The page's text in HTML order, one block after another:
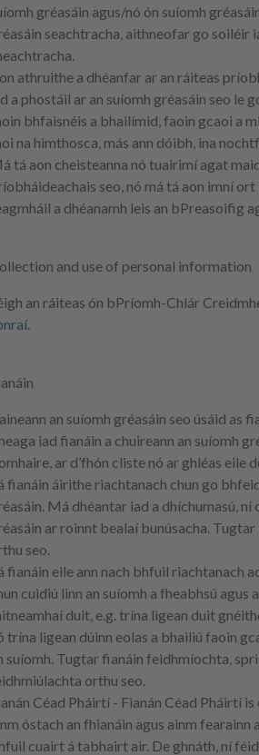
gréasáin agus/nó ón suíomh
seachtracha, aithneofar go soiléir
athruithe a dhéanfar ar an ráiteas
a phostáil ar an suíomh gréasáin seo le
bhfaisnéis a bhailímid, faoin gcaoi a
na himthosca, más ann dóibh, ina
tá aon cheisteanna nó tuairimí agat
seo, nó má tá aon imní
a dhéanamh leis an bPreasoifig
and use of personal information
an ráiteas ón bPríomh-Chlár
.
an suíomh gréasáin seo úsáid as
iad fianáin a chuireann an suíomh
ar d’fhón cliste nó ar ghléas eile
fianáin áirithe riachtanach chun go
Má dhéantar iad a dhíchumasú, ní
ar roinnt bealaí bunúsacha. Tugtar
seo.
fianáin eile ann nach bhfuil riachtanach
cuidiú linn an suíomh a fheabhsú agus
duit, e.g. trína ligean duit
trína ligean dúinn eolas a bhailiú faoin
suíomh. Tugtar fianáin feidhmíochta,
orthu seo.
Céad Pháirtí - Fianán Céad Pháirtí
óstach an fhianáin agus ainm fearainn
cuairt á tabhairt air. De ghnáth, ní